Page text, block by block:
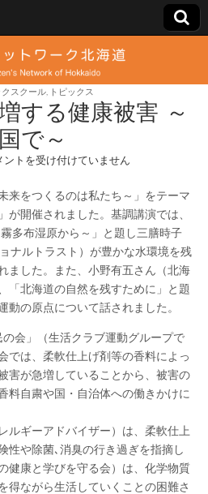
クスクール トピックス
する健康被害 ～
で～
ントを受け付けていません
来をつくるのは私たち～」をテーマ
が開催されました。基調講演では、
多布湿原から～」と題し三膳時子
ナルトラスト）が豊かな水環境を残
ました。また、小野有五さん（北海
「北海道の自然を残すために」と題
動の原点について話されました。
の会」（生活クラブ運動グループで
では、柔軟仕上げ剤等の香料によっ
害が急増していることから、被害の
料自粛や国・自治体への働きかけに
ルギーアドバイザー）は、柔軟仕上
性や除菌､消臭の行き過ぎを指摘し
健康と学びを守る会）は、化学物質
得ながら生活していくことの困難さ